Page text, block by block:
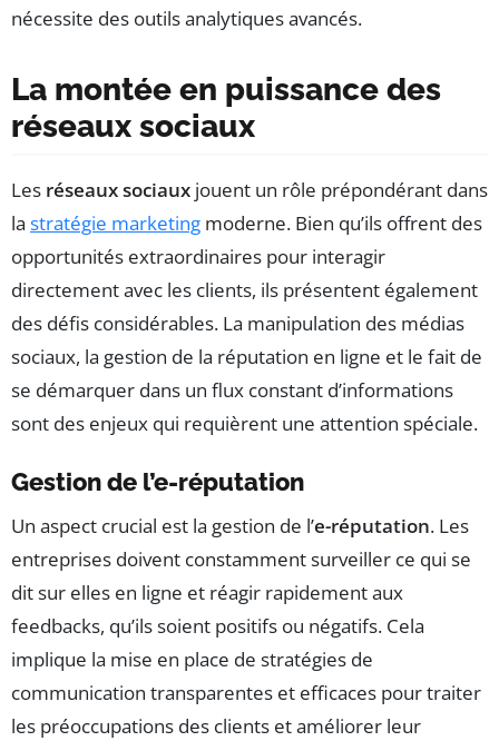
nécessite des outils analytiques avancés.
La montée en puissance des
réseaux sociaux
Les réseaux sociaux jouent un rôle prépondérant dans
la stratégie marketing moderne. Bien qu’ils offrent des
opportunités extraordinaires pour interagir
directement avec les clients, ils présentent également
des défis considérables. La manipulation des médias
sociaux, la gestion de la réputation en ligne et le fait de
se démarquer dans un flux constant d’informations
sont des enjeux qui requièrent une attention spéciale.
Gestion de l’e-réputation
Un aspect crucial est la gestion de l’e-réputation. Les
entreprises doivent constamment surveiller ce qui se
dit sur elles en ligne et réagir rapidement aux
feedbacks, qu’ils soient positifs ou négatifs. Cela
implique la mise en place de stratégies de
communication transparentes et efficaces pour traiter
les préoccupations des clients et améliorer leur